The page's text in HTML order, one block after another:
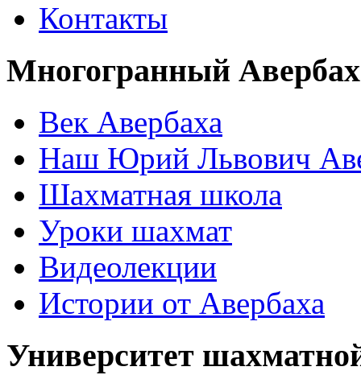
Контакты
Многогранный Авербах
Век Авербаха
Наш Юрий Львович
Шахматная школа
Уроки шахмат
Видеолекции
Истории от Авербаха
Университет